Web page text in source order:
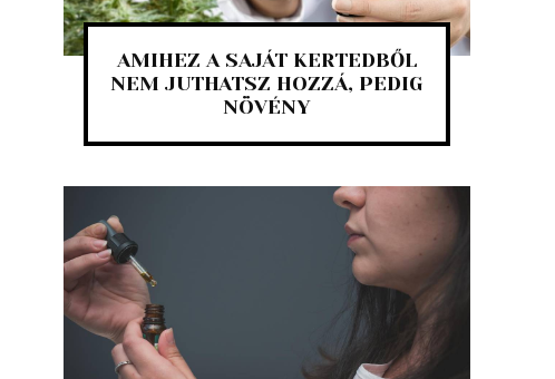
AMIHEZ A SAJÁT KERTEDBŐL
NEM JUTHATSZ HOZZÁ, PEDIG
NÖVÉNY